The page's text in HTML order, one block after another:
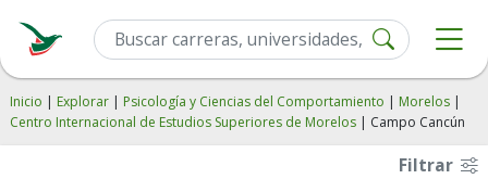
Inicio | Explorar | Psicología y Ciencias del Comportamiento | Morelos |
Centro Internacional de Estudios Superiores de Morelos | Campo Cancún
Filtrar